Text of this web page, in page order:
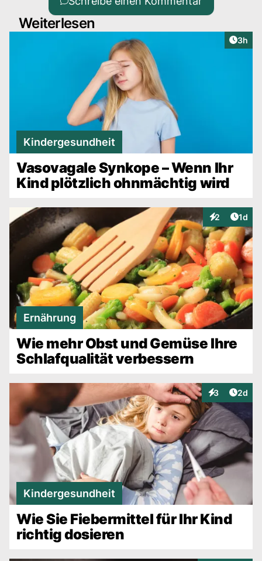
Weiterlesen
3h
Kindergesundheit
Vasovagale Synkope – Wenn Ihr
Kind plötzlich ohnmächtig wird
2
Interaktionen
1d
Ernährung
Wie mehr Obst und Gemüse Ihre
Schlafqualität verbessern
3
Interaktionen
2d
Kindergesundheit
Wie Sie Fiebermittel für Ihr Kind
richtig dosieren